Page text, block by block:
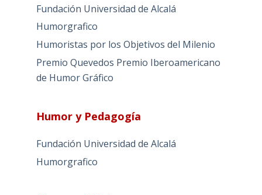
Fundación Universidad de Alcalá
Humorgrafico
Humoristas por los Objetivos del Milenio
Premio Quevedos Premio Iberoamericano
de Humor Gráfico
Humor y Pedagogía
Fundación Universidad de Alcalá
Humorgrafico